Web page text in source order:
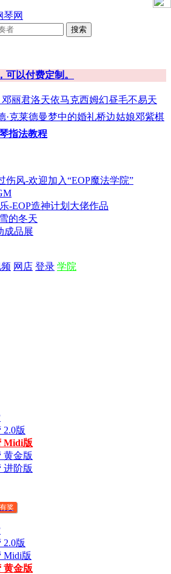
搜索
可以付费定制。
邓丽君洛天依马克西姆幻昼毛不易天
·克莱德曼梦中的婚礼桥边姑娘邓紫棋
指法教程
伤风-欢迎加入“EOP魔法学院”
-EOP造神计划大佬作品
的冬天
成品展
网店 登录 学院
2.0版
Midi版
黄金版
进阶版
有奖
2.0版
Midi版
黄金版